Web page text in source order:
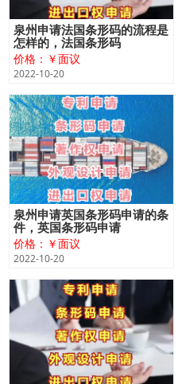
泉州申请法国条形码的流程是
怎样的，法国条形码
价格：￥面议
2022-10-20
泉州申请英国条形码申请的条
件，英国条形码申请
价格：￥面议
2022-10-20